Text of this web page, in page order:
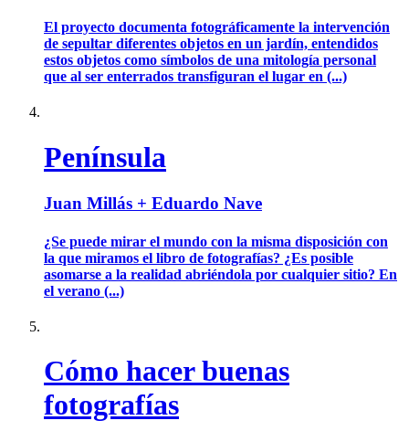
El proyecto documenta fotográficamente la intervención
de sepultar diferentes objetos en un jardín, entendidos
estos objetos como símbolos de una mitología personal
que al ser enterrados transfiguran el lugar en (...)
Península
Juan Millás + Eduardo Nave
¿Se puede mirar el mundo con la misma disposición con
la que miramos el libro de fotografías? ¿Es posible
asomarse a la realidad abriéndola por cualquier sitio? En
el verano (...)
Cómo hacer buenas
fotografías